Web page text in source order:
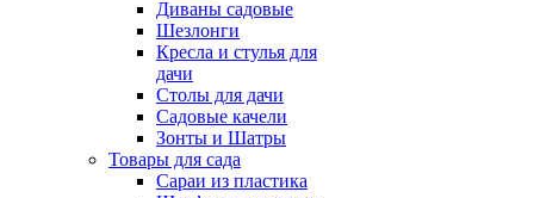
Диваны садовые
Шезлонги
Кресла и стулья для
дачи
Столы для дачи
Садовые качели
Зонты и Шатры
Товары для сада
Сараи из пластика